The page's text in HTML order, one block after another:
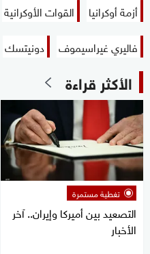
أزمة أوكرانيا القوات الأوكرانية
فاليري غيراسيموف
دونيتسك
الأكثر قراءة
تغطية مستمرة
التصعيد بين أميركا وإيران.. آخر
الأخبار